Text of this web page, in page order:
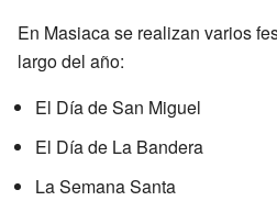
En Masiaca se realizan varios
largo del año:
El Día de San Miguel
El Día de La Bandera
La Semana Santa